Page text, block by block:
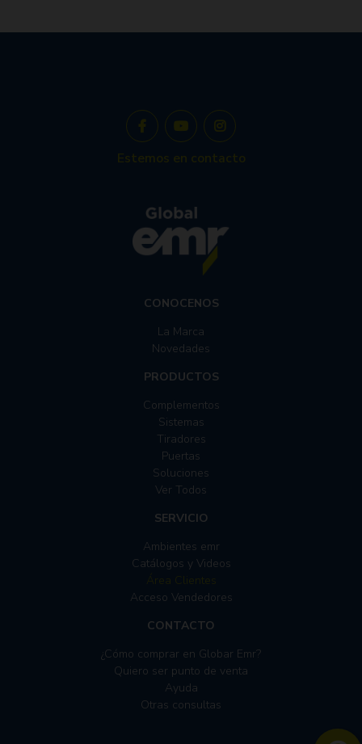
CONOCENOS
La Marca
Novedades
PRODUCTOS
Complementos
Sistemas
Tiradores
Puertas
Soluciones
Ver Todos
SERVICIO
Ambientes emr
Catálogos y Videos
Área Clientes
Acceso Vendedores
CONTACTO
¿Cómo comprar en Globar Emr?
Quiero ser punto de venta
Ayuda
Otras consultas
Estemos en contacto